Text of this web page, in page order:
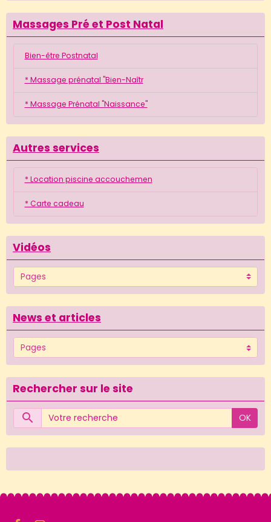
Massages Pré et Post Natal
Bien-être Postnatal
* Massage prénatal "Bien-Naîtr
* Massage Prénatal "Naissance"
Autres services
* Location piscine accouchemen
* Carte cadeau
Vidéos
News et articles
Rechercher sur le site
OK